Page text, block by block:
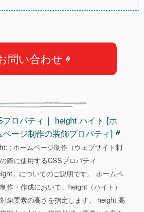
問い合わせ
プロパティ｜ height ハイト [ホ
ページ制作の装飾プロパティ]
; ホームページ制作（ウェブサイト制
際に使用するCSSプロパティ
」についてのご説明です。 ホームペ
作・作成において、height（ハイト）
象要素の高さを指定します。 height 高